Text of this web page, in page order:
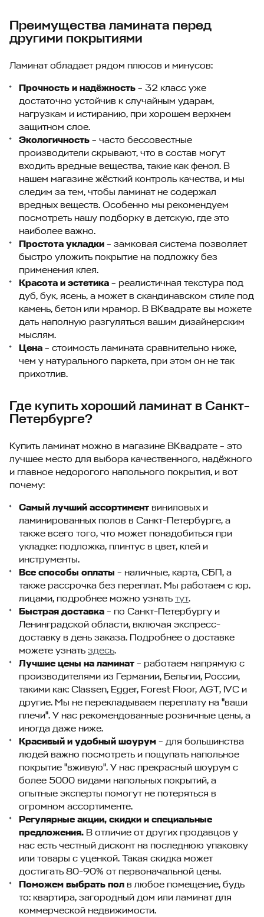
Преимущества ламината перед
другими покрытиями
Ламинат обладает рядом плюсов и минусов:
Прочность и надёжность – 32 класс уже
достаточно устойчив к случайным ударам,
нагрузкам и истиранию, при хорошем верхнем
защитном слое.
Экологичность – часто бессовестные
производители скрывают, что в состав могут
входить вредные вещества, такие как фенол. В
нашем магазине жёсткий контроль качества, и мы
следим за тем, чтобы ламинат не содержал
вредных веществ. Особенно мы рекомендуем
посмотреть нашу подборку в детскую, где это
наиболее важно.
Простота укладки – замковая система позволяет
быстро уложить покрытие на подложку без
применения клея.
Красота и эстетика – реалистичная текстура под
дуб, бук, ясень, а может в скандинавском стиле под
камень, бетон или мрамор. В ВКвадрате вы можете
дать наполную разгуляться вашим дизайнерским
мыслям.
Цена – стоимость ламината сравнительно ниже,
чем у натурального паркета, при этом он не так
прихотлив.
Где купить хороший ламинат в Санкт-
Петербурге?
Купить ламинат можно в магазине ВКвадрате – это
лучшее место для выбора качественного, надёжного
и главное недорогого напольного покрытия, и вот
почему:
Самый лучший ассортимент виниловых и
ламинированных полов в Санкт-Петербурге, а
также всего того, что может понадобиться при
укладке: подложка, плинтус в цвет, клей и
инструменты.
Все способы оплаты – наличные, карта, СБП, а
также рассрочка без переплат. Мы работаем с юр.
лицами, подробнее можно узнать тут.
Быстрая доставка – по Санкт-Петербургу и
Ленинградской области, включая экспресс-
доставку в день заказа. Подробнее о доставке
можете узнать здесь.
Лучшие цены на ламинат – работаем напрямую с
производителями из Германии, Бельгии, России,
такими как: Classen, Egger, Forest Floor, AGT, IVC и
другие. Мы не перекладываем переплату на "ваши
плечи". У нас рекомендованные розничные цены, а
иногда даже ниже.
Красивый и удобный шоурум – для большинства
людей важно посмотреть и пощупать напольное
покрытие "вживую". У нас прекрасный шоурум с
более 5000 видами напольных покрытий, а
опытные эксперты помогут не потеряться в
огромном ассортименте.
Регулярные акции, скидки и специальные
предложения. В отличие от других продавцов у
нас есть честный дисконт на последнюю упаковку
или товары с уценкой. Такая скидка может
достигать 80-90% от первоначальной цены.
Поможем выбрать пол в любое помещение, будь
то: квартира, загородный дом или ламинат для
коммерческой недвижимости.